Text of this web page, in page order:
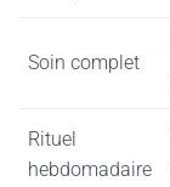
Soin complet
Rituel
hebdomadaire